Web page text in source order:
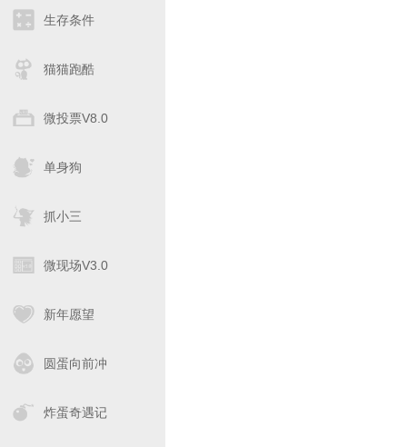
生存条件
猫猫跑酷
微投票V8.0
单身狗
抓小三
微现场V3.0
新年愿望
圆蛋向前冲
炸蛋奇遇记